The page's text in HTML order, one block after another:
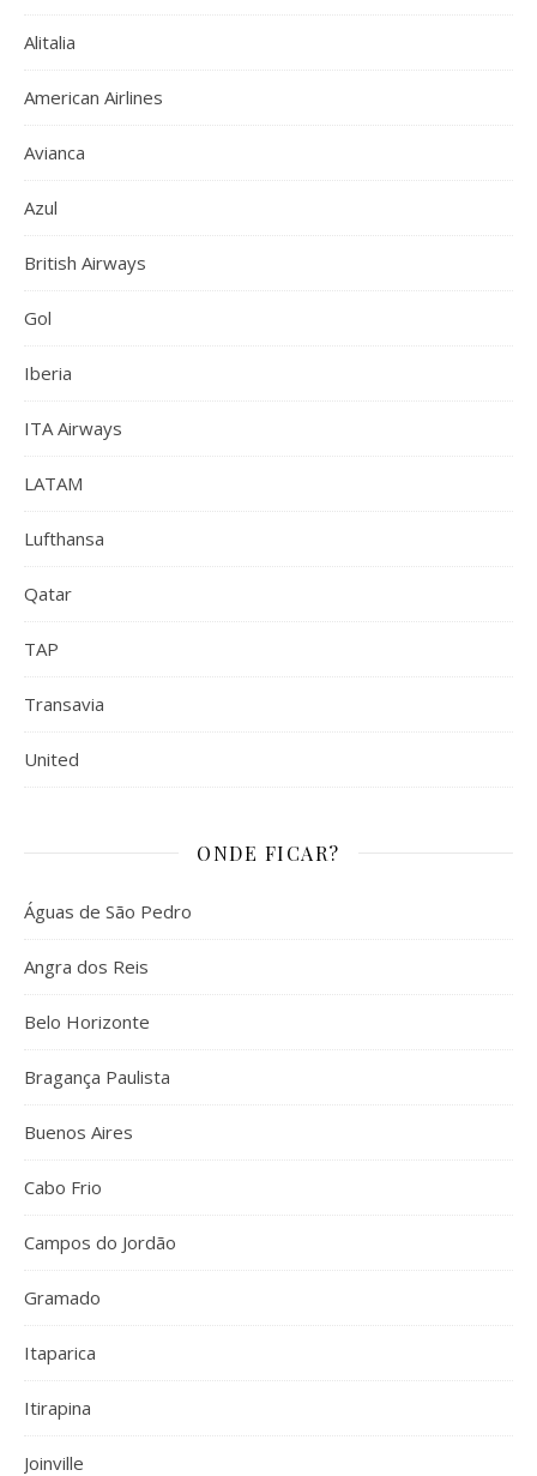
Alitalia
American Airlines
Avianca
Azul
British Airways
Gol
Iberia
ITA Airways
LATAM
Lufthansa
Qatar
TAP
Transavia
United
ONDE FICAR?
Águas de São Pedro
Angra dos Reis
Belo Horizonte
Bragança Paulista
Buenos Aires
Cabo Frio
Campos do Jordão
Gramado
Itaparica
Itirapina
Joinville